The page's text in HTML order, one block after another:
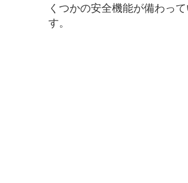
くつかの安全機能が備わっ
す。